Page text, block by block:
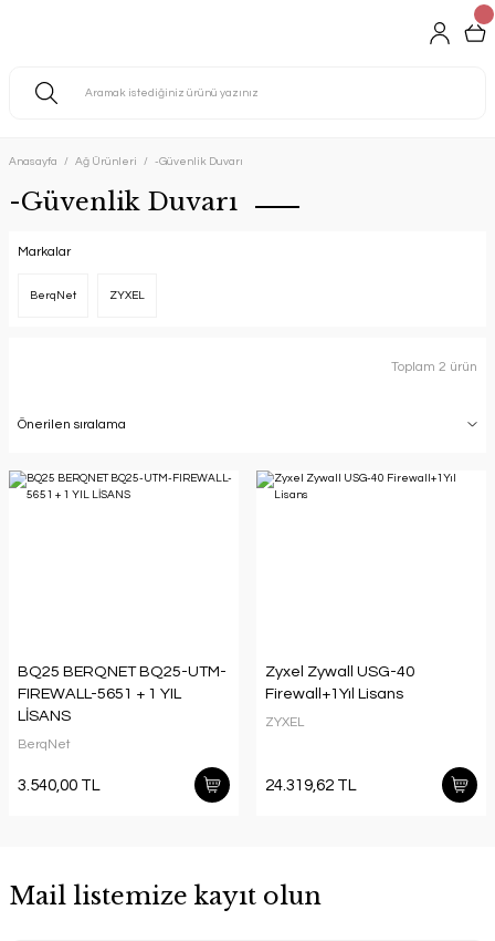
Anasayfa Ağ Ürünleri -Güvenlik Duvarı
-Güvenlik Duvarı
Markalar
BerqNet ZYXEL
Toplam 2 ürün
BQ25 BERQNET BQ25-UTM-
FIREWALL-5651 + 1 YIL
LİSANS
BerqNet
3.540,00 TL
Zyxel Zywall USG-40
Firewall+1Yıl Lisans
ZYXEL
24.319,62 TL
Mail listemize kayıt olun